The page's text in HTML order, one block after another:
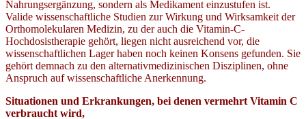
Nahrungsergänzung, sondern als Medikament einzustufen ist.
Valide wissenschaftliche Studien zur Wirkung und Wirksamkeit der
Orthomolekularen Medizin, zu der auch die Vitamin-C-
Hochdosistherapie gehört, liegen nicht ausreichend vor, die
wissenschaftlichen Lager haben noch keinen Konsens gefunden. Sie
gehört demnach zu den alternativmedizinischen Disziplinen, ohne
Anspruch auf wissenschaftliche Anerkennung.
Situationen und Erkrankungen, bei denen vermehrt Vitamin C
verbraucht wird,